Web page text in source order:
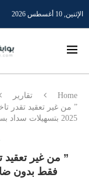
الإثنين, 10 أغسطس 2026
Home
تقارير
” من غير تعقيد تقدر
2025 بتسهيلات سداد بسيطة
” من غير
فقط بدون ضامن 2025 بتسهيلات